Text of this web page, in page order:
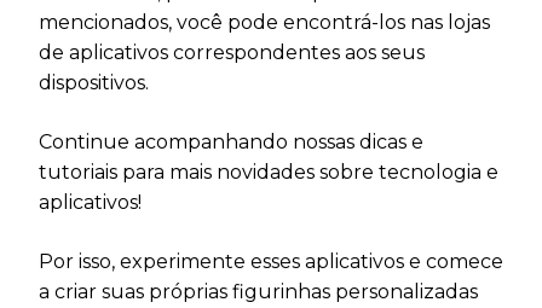
mencionados, você pode encontrá-los nas lojas
de aplicativos correspondentes aos seus
dispositivos.
Continue acompanhando nossas dicas e
tutoriais para mais novidades sobre tecnologia e
aplicativos!
Por isso, experimente esses aplicativos e comece
a criar suas próprias figurinhas personalizadas